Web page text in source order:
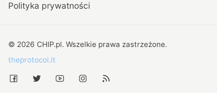
Polityka prywatności
© 2026 CHIP.pl. Wszelkie prawa zastrzeżone.
theprotocol.it